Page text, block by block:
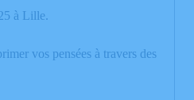
à Lille.
vos pensées à travers des